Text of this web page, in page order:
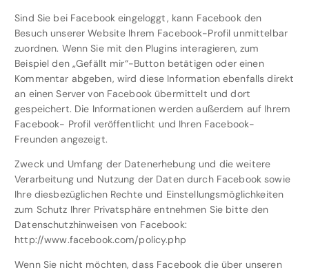
Sind Sie bei Facebook eingeloggt, kann Facebook den
Besuch unserer Website Ihrem Facebook-Profil unmittelbar
zuordnen. Wenn Sie mit den Plugins interagieren, zum
Beispiel den „Gefällt mir“-Button betätigen oder einen
Kommentar abgeben, wird diese Information ebenfalls direkt
an einen Server von Facebook übermittelt und dort
gespeichert. Die Informationen werden außerdem auf Ihrem
Facebook- Profil veröffentlicht und Ihren Facebook-
Freunden angezeigt.
Zweck und Umfang der Datenerhebung und die weitere
Verarbeitung und Nutzung der Daten durch Facebook sowie
Ihre diesbezüglichen Rechte und Einstellungsmöglichkeiten
zum Schutz Ihrer Privatsphäre entnehmen Sie bitte den
Datenschutzhinweisen von Facebook:
http://www.facebook.com/policy.php
Wenn Sie nicht möchten, dass Facebook die über unseren